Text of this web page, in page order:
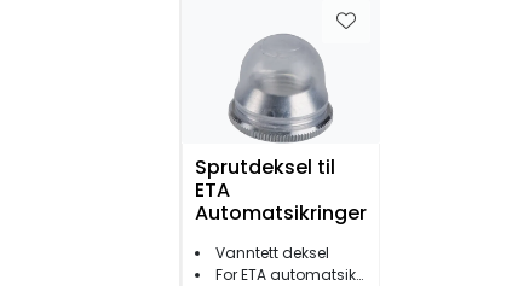
Sprutdeksel til
ETA
Automatsikringer
Vanntett deksel
For ETA automatsikring